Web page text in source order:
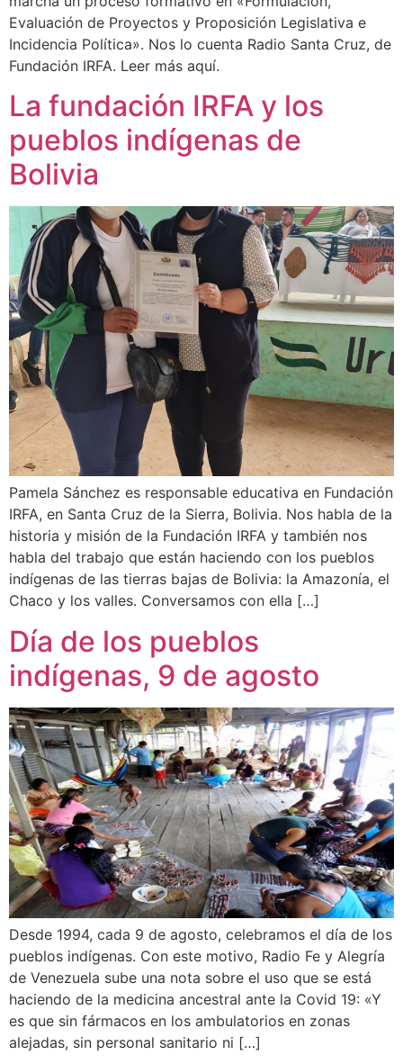
Evaluación de Proyectos y Proposición Legislativa e
Incidencia Política». Nos lo cuenta Radio Santa Cruz, de
Fundación IRFA. Leer más aquí.
La fundación IRFA y los
pueblos indígenas de
Bolivia
Pamela Sánchez es responsable educativa en Fundación
IRFA, en Santa Cruz de la Sierra, Bolivia. Nos habla de la
historia y misión de la Fundación IRFA y también nos
habla del trabajo que están haciendo con los pueblos
indígenas de las tierras bajas de Bolivia: la Amazonía, el
Chaco y los valles. Conversamos con ella […]
Día de los pueblos
indígenas, 9 de agosto
Desde 1994, cada 9 de agosto, celebramos el día de los
pueblos indígenas. Con este motivo, Radio Fe y Alegría
de Venezuela sube una nota sobre el uso que se está
haciendo de la medicina ancestral ante la Covid 19: «Y
es que sin fármacos en los ambulatorios en zonas
alejadas, sin personal sanitario ni […]